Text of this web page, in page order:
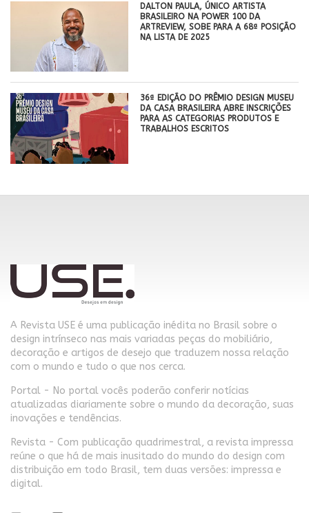
DALTON PAULA, ÚNICO ARTISTA
BRASILEIRO NA POWER 100 DA
ARTREVIEW, SOBE PARA A 68ª POSIÇÃO
NA LISTA DE 2025
36ª EDIÇÃO DO PRÊMIO DESIGN MUSEU
DA CASA BRASILEIRA ABRE INSCRIÇÕES
PARA AS CATEGORIAS PRODUTOS E
TRABALHOS ESCRITOS
A Revista USE é uma publicação inédita no Brasil sobre o
design intrínseco nas mais variadas peças do mobiliário,
decoração e artigos de desejo que traduzem nossa relação
com o mundo e tudo o que nos cerca.
Portal - No portal vocês poderão conferir notícias
atualizadas diariamente sobre o mundo da decoração, suas
inovações e tendências.
Revista - Com publicação quadrimestral, a revista impressa
reúne o que há de mais inusitado do mundo do design com
distribuição em todo Brasil, tem duas versões: impressa e
digital.